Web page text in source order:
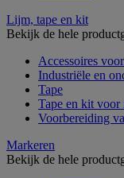
Lijm, tape en kit
Bekijk de hele
Accessoires
Industriële en
Tape
Tape en kit voor
Voorbereiding
Markeren
Bekijk de hele